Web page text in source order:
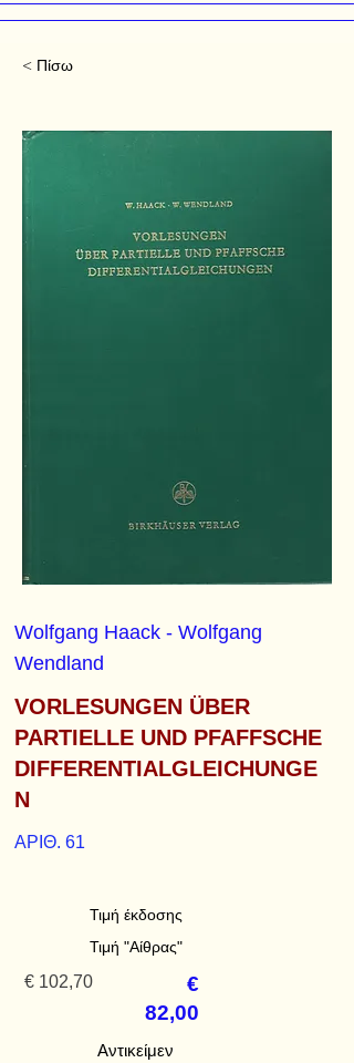
< Πίσω
Wolfgang Haack - Wolfgang
Wendland
VORLESUNGEN ÜBER
PARTIELLE UND PFAFFSCHE
DIFFERENTIALGLEICHUNGE
N
ΑΡΙΘ. 61
Τιμή έκδοσης
Τιμή "Αίθρας"
€ 102,70
€
82,00
Αντικείμεν